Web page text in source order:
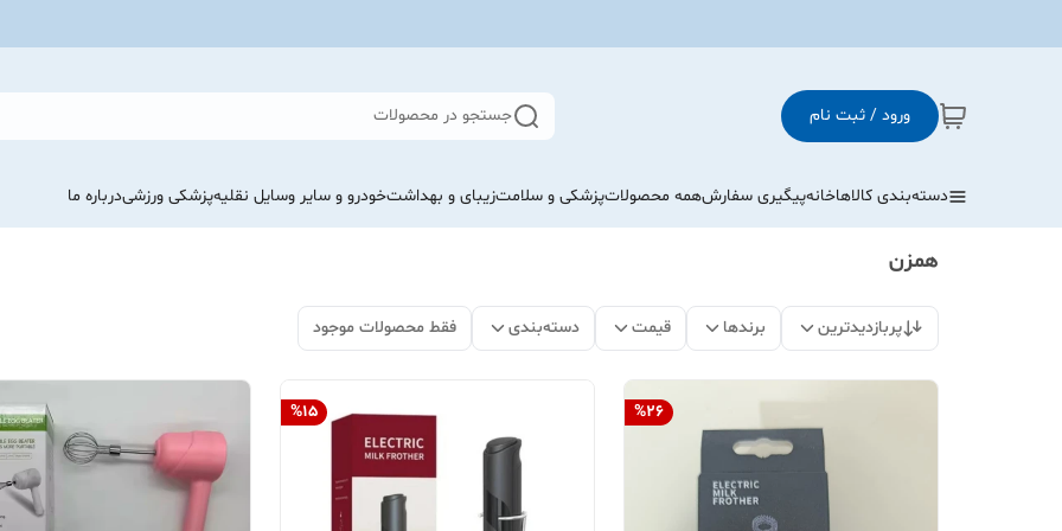
ورود / ثبت نام جستجو در محصولات
دسته‌بندی کالاهاخانهپیگیری سفارشهمه محصولاتپزشکی و سلامتزیبای و بهداشتخودرو و سایر وسایل نقلیهپزشکی ورزشیدرباره ما
همزن
پربازدیدترین برندها قیمت دسته‌بندی فقط محصولات موجود
%26
%15